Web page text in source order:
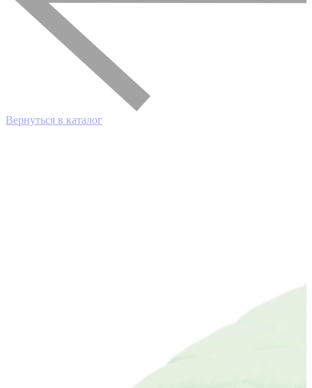
Вернуться в каталог